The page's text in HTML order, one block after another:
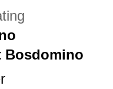
Bosdomino